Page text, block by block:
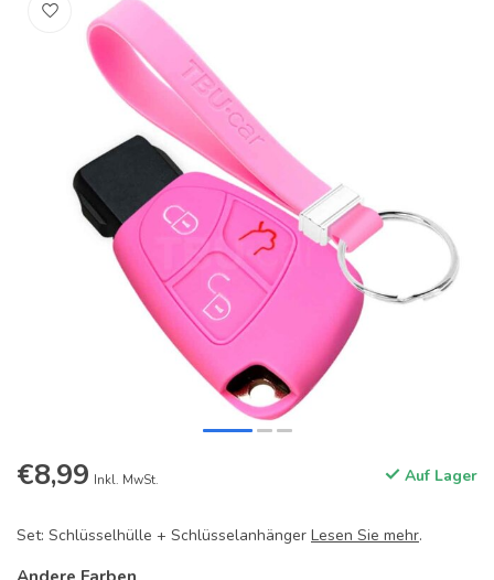
€8,99 Inkl. MwSt. Auf Lager
Set: Schlüsselhülle + Schlüsselanhänger Lesen Sie mehr.